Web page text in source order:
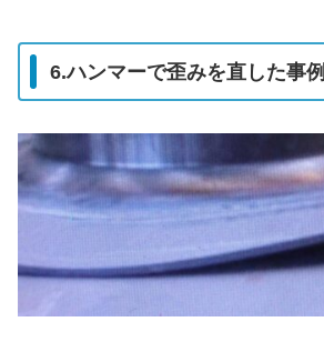
6.ハンマーで歪みを直した事例